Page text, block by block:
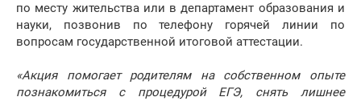
по месту жительства или в департамент образования и
науки, позвонив по телефону горячей линии по
вопросам государственной итоговой аттестации.
«Акция помогает родителям на собственном опыте
познакомиться с процедурой ЕГЭ, снять лишнее